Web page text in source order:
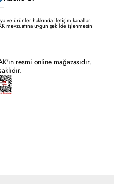
ve ürünler hakkında iletişim kanalları
mevzuatına uygun şekilde işlenmesini
resmi online mağazasıdır.